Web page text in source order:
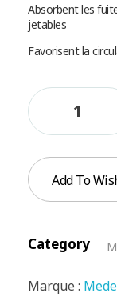
Absorbent les
jetables
Favorisent la
Add To
Category
Marque :